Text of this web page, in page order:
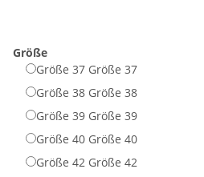
Größe
Größe 37 Größe 37
Größe 38 Größe 38
Größe 39 Größe 39
Größe 40 Größe 40
Größe 42 Größe 42